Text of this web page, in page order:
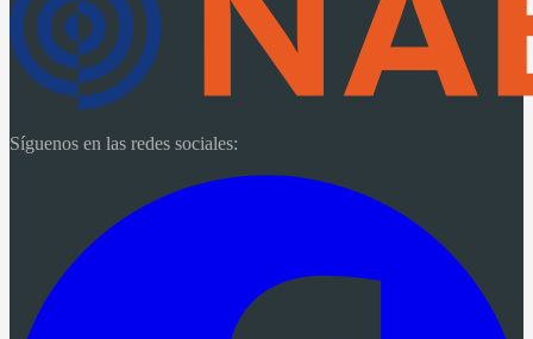
Síguenos en las redes sociales: